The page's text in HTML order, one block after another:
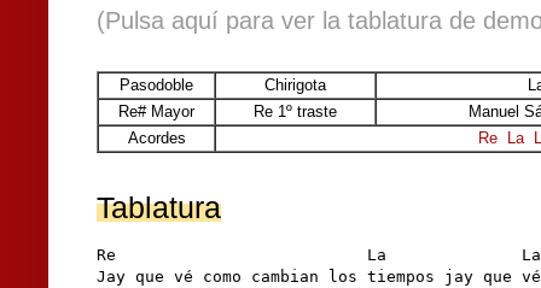
(Pulsa aquí para ver la tablatura de
Pasodoble Chirigota
Re# Mayor
Re 1º traste
Manuel
Acordes
Re La
Tablatura
Re                          La
Jay que vé como cambian los tiempos jay que vé